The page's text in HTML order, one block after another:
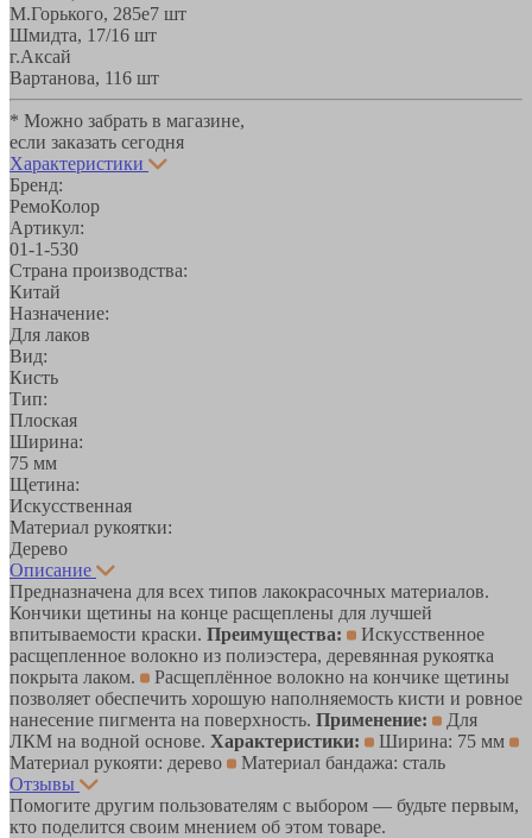
М.Горького, 285е7 шт
Шмидта, 17/16 шт
г.Аксай
Вартанова, 116 шт
* Можно забрать в магазине,
если заказать сегодня
Характеристики
Бренд:
РемоКолор
Артикул:
01-1-530
Страна производства:
Китай
Назначение:
Для лаков
Вид:
Кисть
Тип:
Плоская
Ширина:
75 мм
Щетина:
Искусственная
Материал рукоятки:
Дерево
Описание
Предназначена для всех типов лакокрасочных материалов.
Кончики щетины на конце расщеплены для лучшей
впитываемости краски. Преимущества:
Искусственное
расщепленное волокно из полиэстера, деревянная рукоятка
покрыта лаком.
Расщеплённое волокно на кончике щетины
позволяет обеспечить хорошую наполняемость кисти и ровное
нанесение пигмента на поверхность. Применение:
Для
ЛКМ на водной основе. Характеристики:
Ширина: 75 мм
Материал рукояти: дерево
Материал бандажа: сталь
Отзывы
Помогите другим пользователям с выбором — будьте первым,
кто поделится своим мнением об этом товаре.